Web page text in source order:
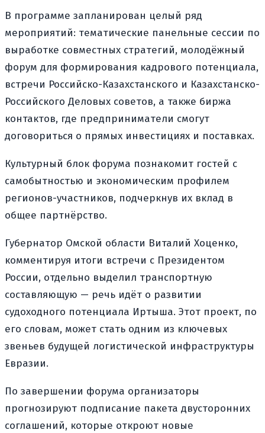
В программе запланирован целый ряд
мероприятий: тематические панельные сессии по
выработке совместных стратегий, молодёжный
форум для формирования кадрового потенциала,
встречи Российско-Казахстанского и Казахстанско-
Российского Деловых советов, а также биржа
контактов, где предприниматели смогут
договориться о прямых инвестициях и поставках.
Культурный блок форума познакомит гостей с
самобытностью и экономическим профилем
регионов-участников, подчеркнув их вклад в
общее партнёрство.
Губернатор Омской области Виталий Хоценко,
комментируя итоги встречи с Президентом
России, отдельно выделил транспортную
составляющую — речь идёт о развитии
судоходного потенциала Иртыша. Этот проект, по
его словам, может стать одним из ключевых
звеньев будущей логистической инфраструктуры
Евразии.
По завершении форума организаторы
прогнозируют подписание пакета двусторонних
соглашений, которые откроют новые